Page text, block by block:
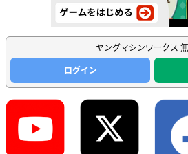
ヤングマシンワークス
ログイン